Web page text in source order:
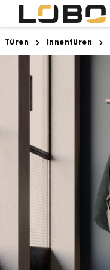
Türen Innentüren